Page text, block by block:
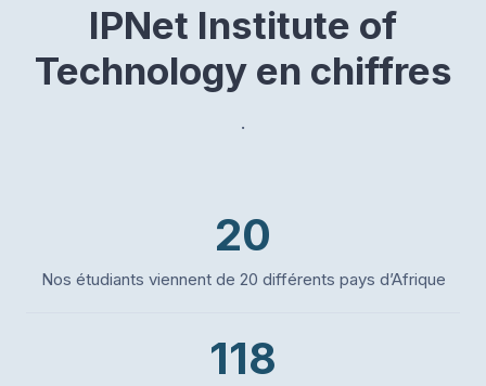
IPNet Institute of
Technology en chiffres
.
20
Nos étudiants viennent de 20 différents pays d’Afrique
118